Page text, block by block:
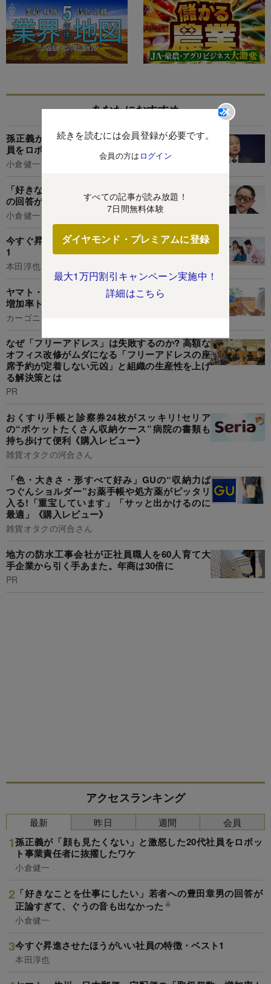
続きを読むには会員登録が必要です。
会員の方は ログイン
すべての記事が読み放題！
7日間無料体験
ダイヤモンド・プレミアムに登録
最大1万円割引キャンペーン実施中！
詳細はこちら
あなたにおすすめ
孫正義が「顔も見たくない」と激怒した20代社
員をロボット事業責任者に抜擢したワケ
小倉健一
「好きなことを仕事にしたい」若者への豊田章男
の回答が正論すぎて、ぐうの音も出なかった
小倉健一
今すぐ昇進させたほうがいい社員の特徴・ベスト
1
本田淳也
ヤマト・佐川・日本郵便...宅配便の「取扱個数」
増加率トップはどこ?【10月から10%値上げも】
カーゴニュース
なぜ「フリーアドレス」は失敗するのか? 高額な
オフィス改修がムダになる「フリーアドレスの座
席予約が定着しない元凶」と組織の生産性を上げ
る解決策とは
PR
おくすり手帳と診察券24枚がスッキリ!セリア
の“ポケットたくさん収納ケース”病院の書類も
持ち歩けて便利《購入レビュー》
雑貨オタクの河合さん
「色・大きさ・形すべて好み」GUの“収納力ば
つぐんショルダー”お薬手帳や処方薬がピッタリ
入る!「重宝しています」「サッと出かけるのに
最適」《購入レビュー》
雑貨オタクの河合さん
地方の防水工事会社が正社員職人を60人育て大
手企業から引く手あまた。年商は30倍に
PR
アクセスランキング
最新
孫正義が「顔も見たくない」と激怒した20代社員をロボッ
ト事業責任者に抜擢したワケ
小倉健一
「好きなことを仕事にしたい」若者への豊田章男の回答が
正論すぎて、ぐうの音も出なかった
小倉健一
今すぐ昇進させたほうがいい社員の特徴・ベスト1
本田淳也
昨日 週間 会員